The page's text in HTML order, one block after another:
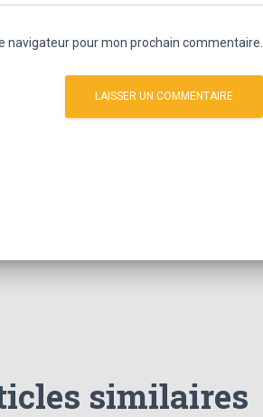
navigateur pour mon prochain commentaire.
similaires